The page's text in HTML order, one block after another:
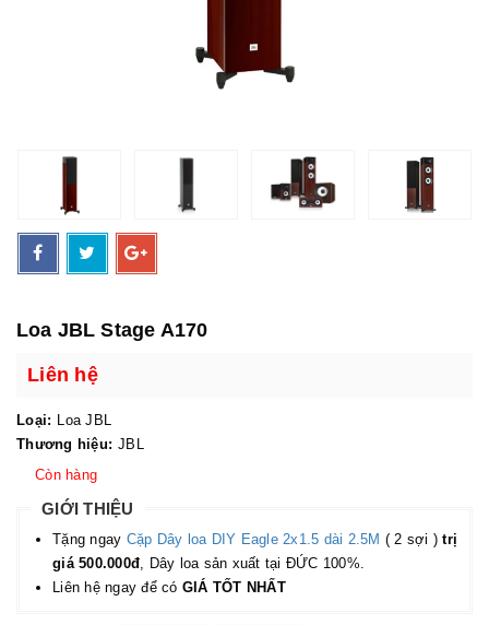
Loa JBL Stage A170
Liên hệ
Loại:
Loa JBL
Thương hiệu: JBL
Còn hàng
GIỚI THIỆU
Tặng ngay Cặp Dây loa DIY Eagle 2x1.5 dài 2.5M ( 2 sợi )trị
giá 500.000đ , Dây loa sản xuất tại ĐỨC 100%.
Liên hệ ngay để có GIÁ TỐT NHẤT